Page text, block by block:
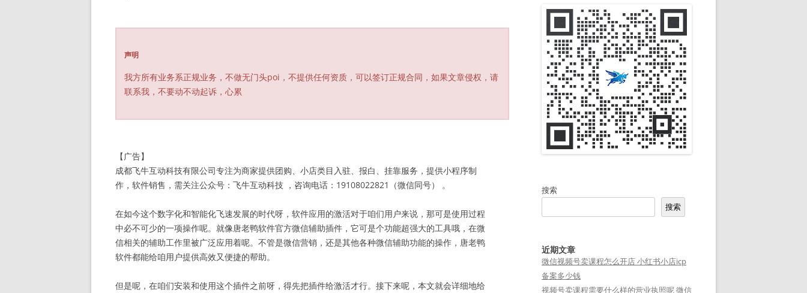
声明
我方所有业务系正规业务，不做无门头poi，不提供任何资质，可以签订正规合同，如果文章侵权，请
联系我，不要动不动起诉，心累
【广告】
成都飞牛互动科技有限公司专注为商家提供团购、小店类目入驻、报白、挂靠服务，提供小程序制
作，软件销售，需关注公众号：飞牛互动科技 ，咨询电话：19108022821（微信同号） 。
在如今这个数字化和智能化飞速发展的时代呀，软件应用的激活对于咱们用户来说，那可是使用过程
中必不可少的一项操作呢。就像唐老鸭软件官方微信辅助插件，它可是个功能超强大的工具哦，在微
信相关的辅助工作里被广泛应用着呢。不管是微信营销，还是其他各种微信辅助功能的操作，唐老鸭
软件都能给咱用户提供高效又便捷的帮助。
但是呢，在咱们安装和使用这个插件之前呀，得先把插件给激活才行。接下来呢，本文就会详细地给
搜索
搜索
近期文章
微信视频号卖课程怎么开店 小红书小店icp
备案多少钱
视频号卖课程需要什么样的营业执照呢 微信